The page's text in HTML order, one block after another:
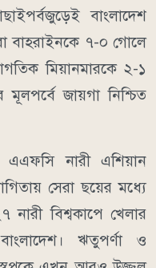
বাংলাদেশ
বাহরাইনকে ৭-০ গোলে
মিয়ানমারকে ২-১
জায়গা নিশ্চিত
এএফসি নারী এশিয়ান
সেরা ছয়ের মধ্যে
বিশ্বকাপে খেলার
বাংলাদেশ। ঋতুপর্ণা ও